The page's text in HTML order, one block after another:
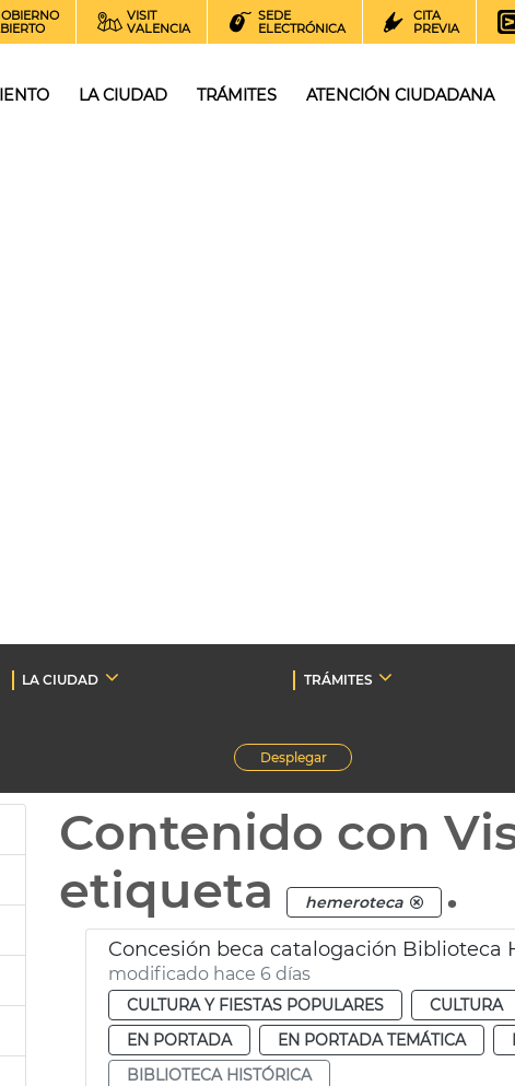
VISIT
VALENCIA
SEDE
ELECTRÓNICA
CITA
PREVIA
LA CIUDAD TRÁMITES ATENCIÓN CIUDADANA
LA CIUDAD TRÁMITES
Desplegar
Contenido con
etiqueta
hemeroteca .
Concesión beca catalogación
modificado hace 6 días
CULTURA Y FIESTAS POPULARES CULTURA
EN PORTADA
EN PORTADA TEMÁTICA
BIBLIOTECA HISTÓRICA